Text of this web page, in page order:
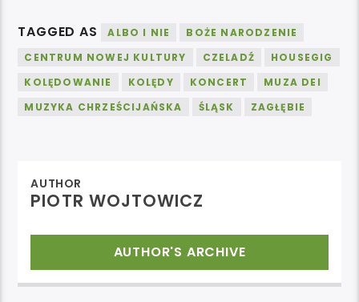
TAGGED AS ALBO I NIE
BOŻE NARODZENIE
CENTRUM NOWEJ KULTURY
CZELADŹ
HOUSEGIG
KOLĘDOWANIE
KOLĘDY KONCERT
MUZA DEI
MUZYKA CHRZEŚCIJAŃSKA
ŚLĄSK ZAGŁĘBIE
AUTHOR
PIOTR WOJTOWICZ
AUTHOR'S ARCHIVE